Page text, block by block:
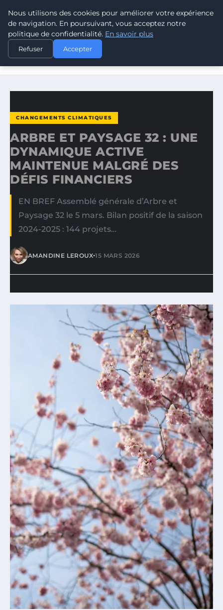
CLIMATE GUARDIAN
ACCUEIL
CHANGEMENTS CLIMATIQUES
ARBRE ET PAYSAGE 32 : UNE DYNAMIQUE ACTIVE
CHANGEMENTS CLIMATIQUES
ARBRE ET PAYSAGE 32 : UNE
DYNAMIQUE ACTIVE
MAINTENUE MALGRÉ DES
DÉFIS FINANCIERS
EN BREF Assemblé générale d’Arbre et
Paysage 32 le 5 mars. Bilan positif de la saison
2024-2025 : 144 projets…
AMANDINE LEROUX•15 MARS 2026
Nous utilisons des cookies pour améliorer votre expérience
de navigation. En poursuivant, vous acceptez notre
politique de confidentialité. En savoir plus
Refuser Accepter